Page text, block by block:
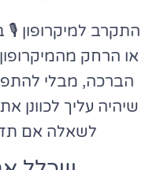
התקרב למיקרופון 🎙️
או הרחק
הברכה, מבלי
שיהיה עליך
לשאלה אם